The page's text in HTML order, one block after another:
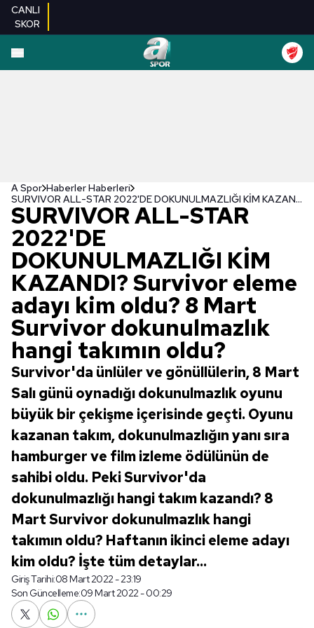
CANLI
SKOR
A Spor Haberler Haberleri
SURVIVOR ALL-STAR 2022'DE DOKUNULMAZLIĞI KİM KAZANDI? Survivor eleme adayı kim oldu? 8 Mart Survivor dokunulmazlık hangi takımın oldu?
SURVIVOR ALL-STAR
2022'DE
DOKUNULMAZLIĞI KİM
KAZANDI? Survivor eleme
adayı kim oldu? 8 Mart
Survivor dokunulmazlık
hangi takımın oldu?
Survivor'da ünlüler ve gönüllülerin, 8 Mart
Salı günü oynadığı dokunulmazlık oyunu
büyük bir çekişme içerisinde geçti. Oyunu
kazanan takım, dokunulmazlığın yanı sıra
hamburger ve film izleme ödülünün de
sahibi oldu. Peki Survivor'da
dokunulmazlığı hangi takım kazandı? 8
Mart Survivor dokunulmazlık hangi
takımın oldu? Haftanın ikinci eleme adayı
kim oldu? İşte tüm detaylar...
Giriş Tarihi:08 Mart 2022 - 23:19
Son Güncelleme:09 Mart 2022 - 00:29